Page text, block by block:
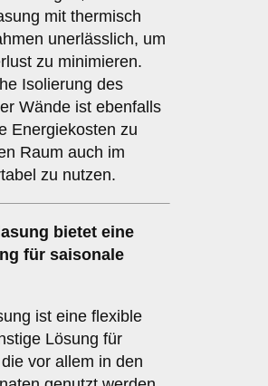
mit thermisch
unerlässlich, um
zu minimieren.
Isolierung des
Wände ist ebenfalls
Energiekosten zu
Raum auch im
zu nutzen.
bietet eine
für saisonale
ist eine flexible
Lösung für
vor allem in den